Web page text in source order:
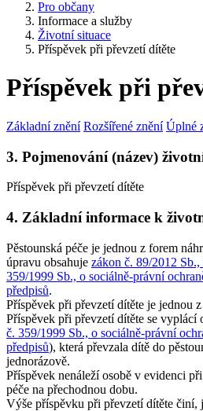
Pro občany
Informace a služby
Životní situace
Příspěvek při převzetí dítěte
Příspěvek při
Základní znění Rozšířené znění Úplné
3. Pojmenování (název)
Příspěvek při převzetí dítěte
4. Základní informace k
Pěstounská péče je jednou z forem
úpravu obsahuje zákon č. 89/2012
359/1999 Sb., o sociálně-právní
předpisů.
Příspěvek při převzetí dítěte je jednou
Příspěvek při převzetí dítěte se vyplácí
č. 359/1999 Sb., o sociálně-právní
předpisů), která převzala dítě do
jednorázově.
Příspěvek nenáleží osobě v evidenci
péče na přechodnou dobu.
Výše příspěvku při převzetí dítěte činí,